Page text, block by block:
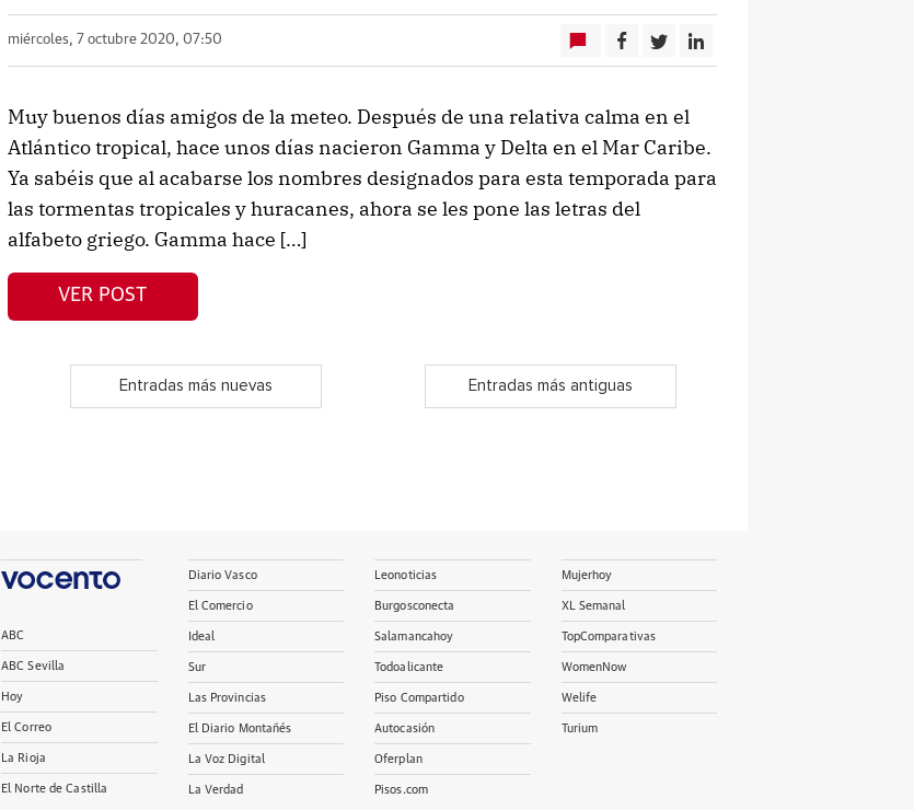
miércoles, 7 octubre 2020, 07:50
Muy buenos días amigos de la meteo. Después de una relativa calma en el
Atlántico tropical, hace unos días nacieron Gamma y Delta en el Mar Caribe.
Ya sabéis que al acabarse los nombres designados para esta temporada para
las tormentas tropicales y huracanes, ahora se les pone las letras del
alfabeto griego. Gamma hace […]
VER POST
Entradas más nuevas Entradas más antiguas
ABC
ABC Sevilla
Hoy
El Correo
La Rioja
El Norte de Castilla
Diario Vasco
El Comercio
Ideal
Sur
Las Provincias
El Diario Montañés
La Voz Digital
La Verdad
Leonoticias
Burgosconecta
Salamancahoy
Todoalicante
Piso Compartido
Autocasión
Oferplan
Pisos.com
Mujerhoy
XL Semanal
TopComparativas
WomenNow
Welife
Turium